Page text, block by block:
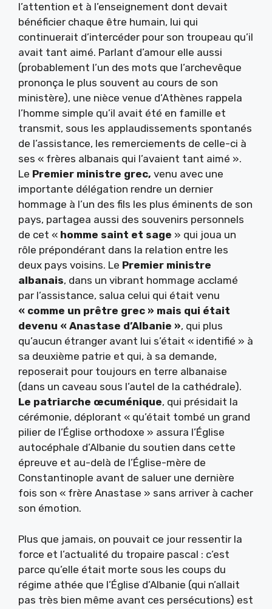
l’attention et à l’enseignement dont devait
bénéficier chaque être humain, lui qui
continuerait d’intercéder pour son troupeau qu’il
avait tant aimé. Parlant d’amour elle aussi
(probablement l’un des mots que l’archevêque
prononça le plus souvent au cours de son
ministère), une nièce venue d’Athènes rappela
l’homme simple qu’il avait été en famille et
transmit, sous les applaudissements spontanés
de l’assistance, les remerciements de celle-ci à
ses « frères albanais qui l’avaient tant aimé ».
Le Premier ministre grec, venu avec une
importante délégation rendre un dernier
hommage à l’un des fils les plus éminents de son
pays, partagea aussi des souvenirs personnels
de cet « homme saint et sage » qui joua un
rôle prépondérant dans la relation entre les
deux pays voisins. Le Premier ministre
albanais, dans un vibrant hommage acclamé
par l’assistance, salua celui qui était venu
« comme un prêtre grec » mais qui était
devenu « Anastase d’Albanie », qui plus
qu’aucun étranger avant lui s’était « identifié » à
sa deuxième patrie et qui, à sa demande,
reposerait pour toujours en terre albanaise
(dans un caveau sous l’autel de la cathédrale).
Le patriarche œcuménique, qui présidait la
cérémonie, déplorant « qu’était tombé un grand
pilier de l’Église orthodoxe » assura l’Église
autocéphale d’Albanie du soutien dans cette
épreuve et au-delà de l’Église-mère de
Constantinople avant de saluer une dernière
fois son « frère Anastase » sans arriver à cacher
son émotion.
Plus que jamais, on pouvait ce jour ressentir la
force et l’actualité du tropaire pascal : c’est
parce qu’elle était morte sous les coups du
régime athée que l’Église d’Albanie (qui n’allait
pas très bien même avant ces persécutions) est